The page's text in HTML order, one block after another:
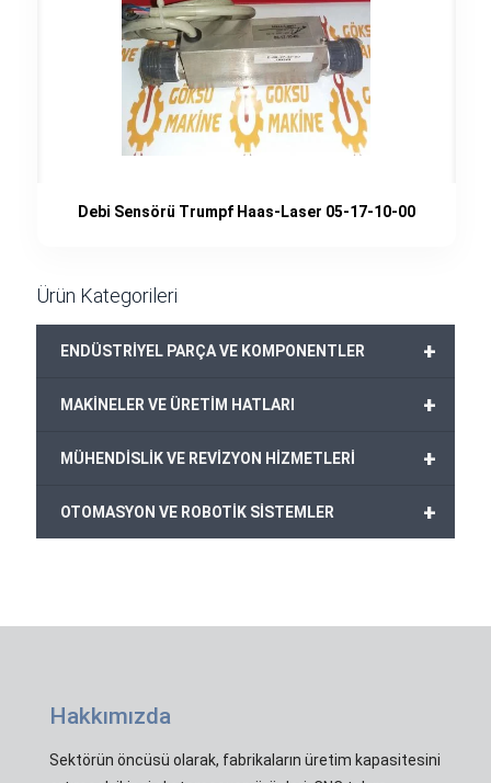
Debi Sensörü Trumpf Haas-Laser 05-17-10-00
Ürün Kategorileri
+
ENDÜSTRİYEL PARÇA VE KOMPONENTLER
+
MAKİNELER VE ÜRETİM HATLARI
+
MÜHENDİSLİK VE REVİZYON HİZMETLERİ
+
OTOMASYON VE ROBOTİK SİSTEMLER
Hakkımızda
Sektörün öncüsü olarak, fabrikaların üretim kapasitesini